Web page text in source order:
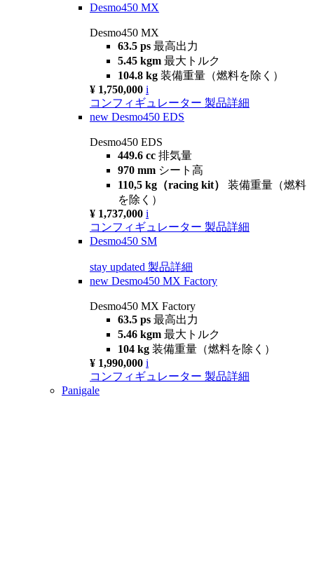
Desmo450 MX
Desmo450 MX
63.5 ps 最高出力
5.45 kgm 最大トルク
104.8 kg 装備重量（燃料を除く）
¥ 1,750,000 i
コンフィギュレーター 製品詳細
new Desmo450 EDS
Desmo450 EDS
449.6 cc 排気量
970 mm シート高
110,5 kg（racing kit） 装備重量（燃料
を除く）
¥ 1,737,000 i
コンフィギュレーター 製品詳細
Desmo450 SM
stay updated 製品詳細
new Desmo450 MX Factory
Desmo450 MX Factory
63.5 ps 最高出力
5.46 kgm 最大トルク
104 kg 装備重量（燃料を除く）
¥ 1,990,000 i
コンフィギュレーター 製品詳細
Panigale